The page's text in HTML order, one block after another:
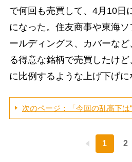
で何回も売買して、4月10日
になった。住友商事や東海
ールディングス、カバーな
る得意な銘柄で売買したけ
に比例するような上げ下げに
次のページ：「今回の乱高下は“
1 2